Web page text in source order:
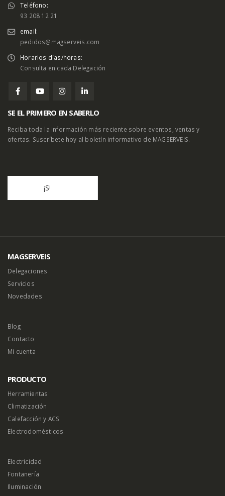
Teléfono:
93 208 12 21
email:
pedidos@magserveis.com
Horarios días/horas:
Consulta en cada Delegación
SE EL PRIMERO EN SABERLO
Reciba toda la información más reciente sobre eventos, ventas y
ofertas. Suscríbete hoy al boletín informativo de MAGSERVEIS.
MAGSERVEIS
Delegaciones
Servicios
Novedades
Blog
Contacto
Mi cuenta
PRODUCTO
Herramientas
Climatización
Calefacción y ACS
Electrodomésticos
Electricidad
Fontanería
Iluminación